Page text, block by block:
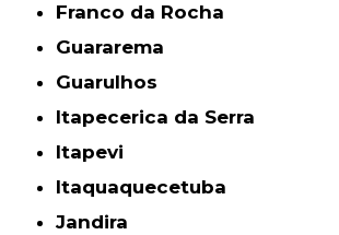
Franco da Rocha
Guararema
Guarulhos
Itapecerica da Serra
Itapevi
Itaquaquecetuba
Jandira